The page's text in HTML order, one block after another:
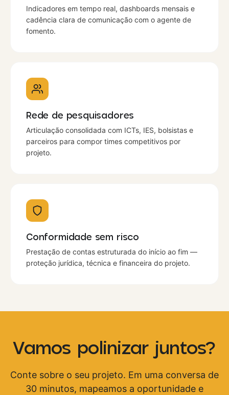
Indicadores em tempo real, dashboards mensais e
cadência clara de comunicação com o agente de
fomento.
Rede de pesquisadores
Articulação consolidada com ICTs, IES, bolsistas e
parceiros para compor times competitivos por
projeto.
Conformidade sem risco
Prestação de contas estruturada do início ao fim —
proteção jurídica, técnica e financeira do projeto.
Vamos polinizar juntos?
Conte sobre o seu projeto. Em uma conversa de
30 minutos, mapeamos a oportunidade e